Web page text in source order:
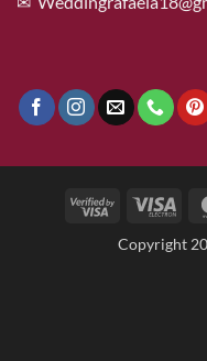
Visa
Visa
Copyright